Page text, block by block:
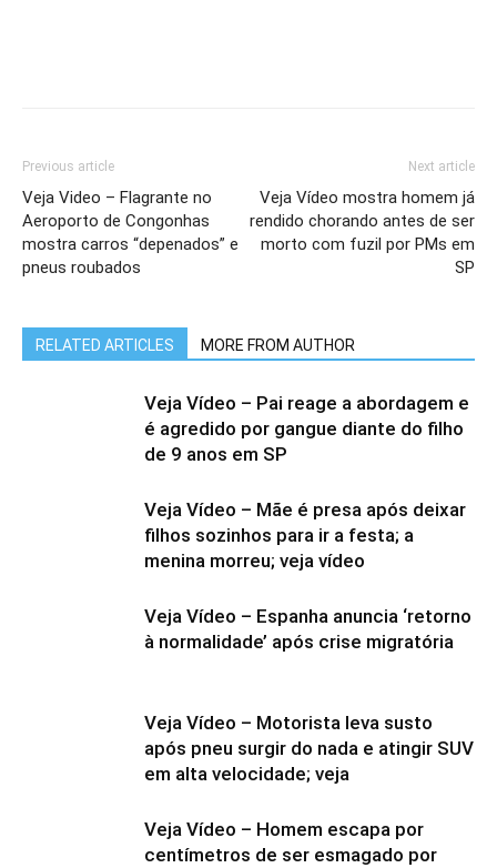
Previous article
Veja Video – Flagrante no
Aeroporto de Congonhas
mostra carros “depenados” e
pneus roubados
Next article
Veja Vídeo mostra homem já
rendido chorando antes de ser
morto com fuzil por PMs em
SP
RELATED ARTICLES MORE FROM AUTHOR
Veja Vídeo – Pai reage a abordagem e
é agredido por gangue diante do filho
de 9 anos em SP
Veja Vídeo – Mãe é presa após deixar
filhos sozinhos para ir a festa; a
menina morreu; veja vídeo
Veja Vídeo – Espanha anuncia ‘retorno
à normalidade’ após crise migratória
Veja Vídeo – Motorista leva susto
após pneu surgir do nada e atingir SUV
em alta velocidade; veja
Veja Vídeo – Homem escapa por
centímetros de ser esmagado por